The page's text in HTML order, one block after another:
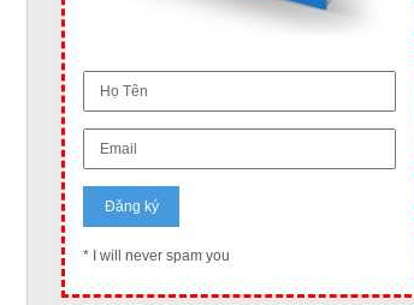
* I will never spam you